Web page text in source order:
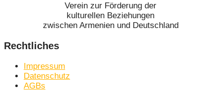
Verein zur Förderung der
kulturellen Beziehungen
zwischen Armenien und Deutschland
Rechtliches
Impressum
Datenschutz
AGBs